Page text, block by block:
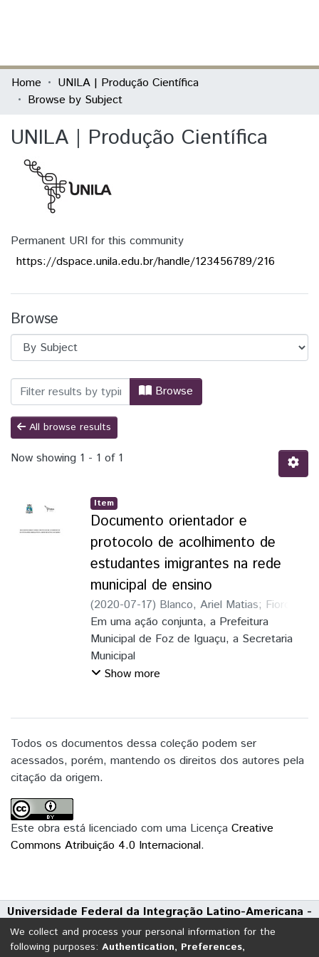
Communities & Collections
All of DSpace
Home
UNILA | Produção Científica
Browse by Subject
UNILA | Produção Científica
Permanent URI for this community
https://dspace.unila.edu.br/handle/123456789/216
Browse
Browsing UNILA | Produção Científica
Browse
All browse results
Now showing 1 - 1 of 1
Item
Documento orientador e
protocolo de acolhimento de
estudantes imigrantes na rede
municipal de ensino
(2020-07-17) Blanco, Ariel Matias; Fiorotti
Lima, Cíntia;Tallei, Jorgelina Ivana;
Chichoski, Liane;Carvalhal Pereira, Tatiana
Em uma ação conjunta, a Prefeitura
Municipal de Foz de Iguaçu, a Secretaria
Municipal
de Educação (SMED) e o Grupo de
Americana (UNILA), apresentam este
documento para orientar o acolhimento de
estudantes imigrantes e os procedimentos
municipal de Foz do Iguaçu.
Show more
Todos os documentos dessa coleção podem ser
acessados, porém, mantendo os direitos dos autores pela
citação da origem.
Este obra está licenciado com uma Licença Creative
Commons Atribuição 4.0 Internacional.
Universidade Federal da Integração Latino-Americana -
UNILA
Avenida Tarquínio Joslin dos Santos, 1000 - Polo Universitário
We collect and process your personal information for the
following purposes: Authentication, Preferences,